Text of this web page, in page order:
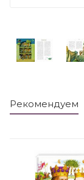
Рекомендуем